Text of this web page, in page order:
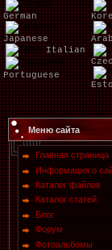
German
Japanese
Italian
Portuguese
Меню сайта
Главная страница
Информация о
Каталог файлов
Каталог статей
Блог
Форум
Фотоальбомы